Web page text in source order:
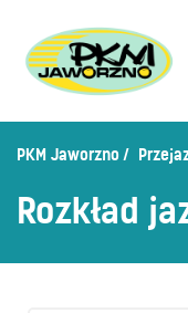
Zaplanuj
PKM Jaworzno
Rozkład